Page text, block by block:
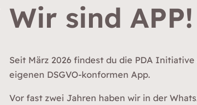
Wir sind APP!
Seit März 2026 findest du die PDA
eigenen DSGVO-konformen App.
Vor fast zwei Jahren haben wir in der